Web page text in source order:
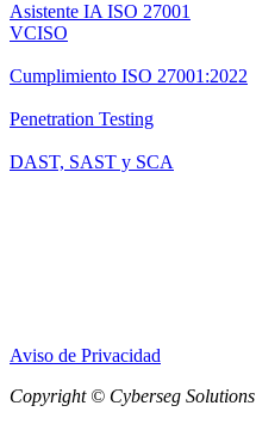
Asistente IA ISO 27001
VCISO
Cumplimiento ISO 27001:2022
Penetration Testing
DAST, SAST y SCA
Aviso de Privacidad
Copyright © Cyberseg Solutions